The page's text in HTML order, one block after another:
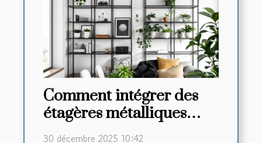
Comment intégrer des
étagères métalliques
dans une décoration
30 décembre 2025 10:42